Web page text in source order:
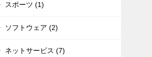
スポーツ (1)
ソフトウェア (2)
ネットサービス (7)